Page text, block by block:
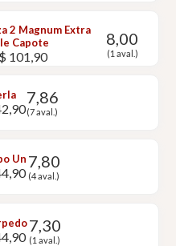
2 Magnum Extra
Capote
101,90
8,00
(1 aval.)
7,86
(7 aval.)
Un 7,80
(4 aval.)
7,30
(1 aval.)